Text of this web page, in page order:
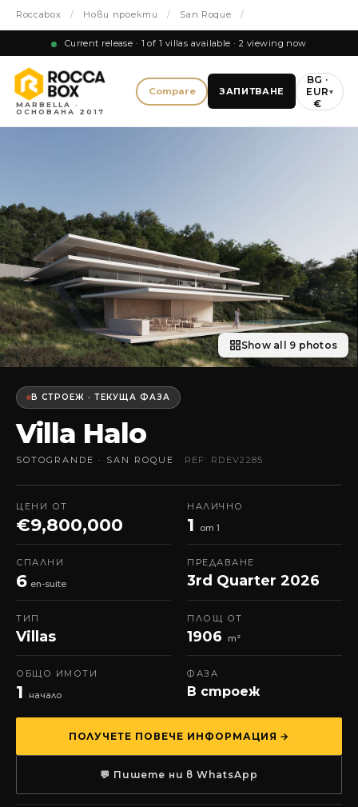
Roccabox / Нови проекти / San Roque /
Current release · 1 of 1 villas available · 2 viewing now
MARBELLA ·
ОСНОВАНА 2017
Compare ЗАПИТВАНЕ
BG ·
EUR
€
▾
Show all 9 photos
В СТРОЕЖ · ТЕКУЩА ФАЗА
Villa Halo
SOTOGRANDE · SAN ROQUE · REF: RDEV2285
ЦЕНИ ОТ
€9,800,000
НАЛИЧНО
1 от 1
СПАЛНИ
6 en-suite
ПРЕДАВАНЕ
3rd Quarter 2026
ТИП
Villas
ПЛОЩ ОТ
1906 m²
ОБЩО ИМОТИ
1 начало
ФАЗА
В строеж
ПОЛУЧЕТЕ ПОВЕЧЕ ИНФОРМАЦИЯ →
💬 Пишете ни в WhatsApp